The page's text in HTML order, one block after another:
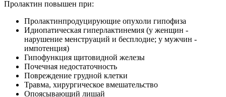
Пролактин повышен при:
Пролактинпродуцирующие опухоли гипофиза
Идиопатическая гиперлактинемия (у женщин -
нарушение менструаций и бесплодие; у мужчин -
импотенция)
Гипофункция щитовидной железы
Почечная недостаточность
Повреждение грудной клетки
Травма, хирургическое вмешательство
Опоясывающий лишай